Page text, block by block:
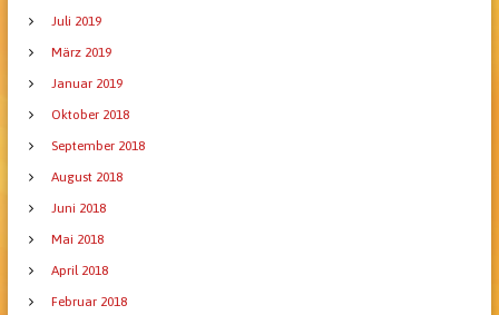
Juli 2019
März 2019
Januar 2019
Oktober 2018
September 2018
August 2018
Juni 2018
Mai 2018
April 2018
Februar 2018